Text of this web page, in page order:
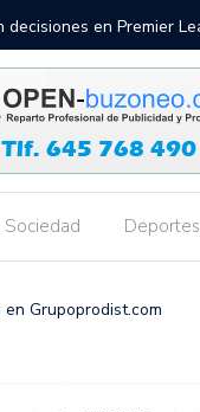
Sociedad Deportes
Grupoprodist.com